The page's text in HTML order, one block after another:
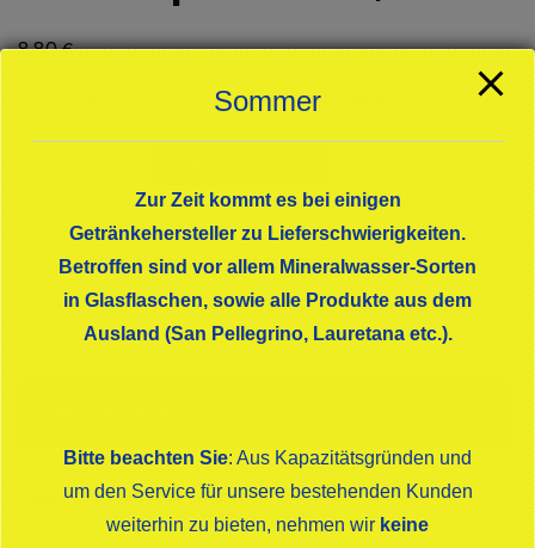
8,80€
zzgl. Pfand 3,30 € /Preis pro Liter: 0,98 €
Menge
KATEGORIE:MINERALWASSER CLASSIC
Beschreibung
Sommer
Zur Zeit kommt es bei einigen
Getränkehersteller zu Lieferschwierigkeiten.
Betroffen sind vor allem Mineralwasser-Sorten
in Glasflaschen, sowie alle Produkte aus dem
Ausland (San Pellegrino, Lauretana etc.).
Bitte beachten Sie: Aus Kapazitätsgründen und
um den Service für unsere bestehenden Kunden
weiterhin zu bieten, nehmen wir keine